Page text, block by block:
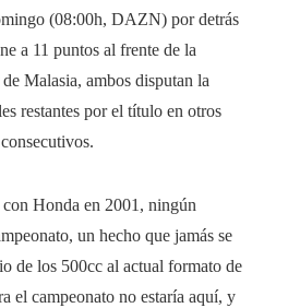
(08:00h, DAZN) por detrás
a 11 puntos al frente de la
Malasia, ambos disputan la
restantes por el título en otros
Honda en 2001, ningún
un hecho que jamás se
de los 500cc al actual formato de
el campeonato no estaría aquí, y